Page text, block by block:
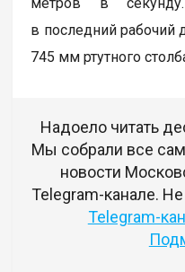
в последний рабочий
745 мм ртутного
Надоело читать
Мы собрали все
новости
Telegram-канале.
Telegram-